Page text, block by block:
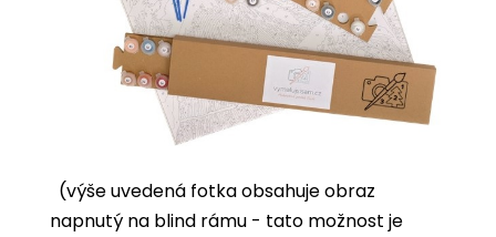
(výše uvedená fotka obsahuje obraz
napnutý na blind rámu - tato možnost je